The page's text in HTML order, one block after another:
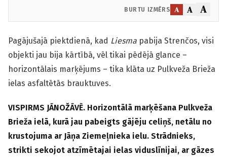
BURTU IZMĒRS A A A
Pagājušajā piektdienā, kad Liesma pabija Strenčos, visi
objekti jau bija kārtībā, vēl tikai pēdējā glance –
horizontālais marķējums – tika klāta uz Pulkveža Brieža
ielas asfaltētās brauktuves.
VISPIRMS JĀNOŽĀVĒ. Horizontālā marķēšana Pulkveža
Brieža ielā, kurā jau pabeigts gājēju celiņš, netālu no
krustojuma ar Jāņa Ziemeļnieka ielu. Strādnieks,
strikti sekojot atzīmētajai ielas viduslīnijai, ar gāzes